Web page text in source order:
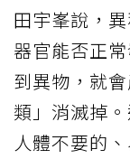
田宇峯說，
器官能否正
到異物，就
類」消滅掉
人體不要的